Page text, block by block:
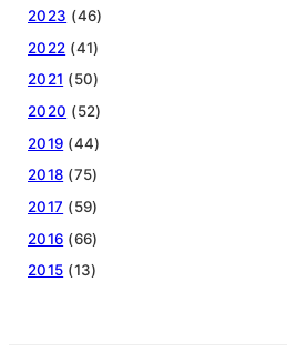
2023 (46)
2022 (41)
2021 (50)
2020 (52)
2019 (44)
2018 (75)
2017 (59)
2016 (66)
2015 (13)